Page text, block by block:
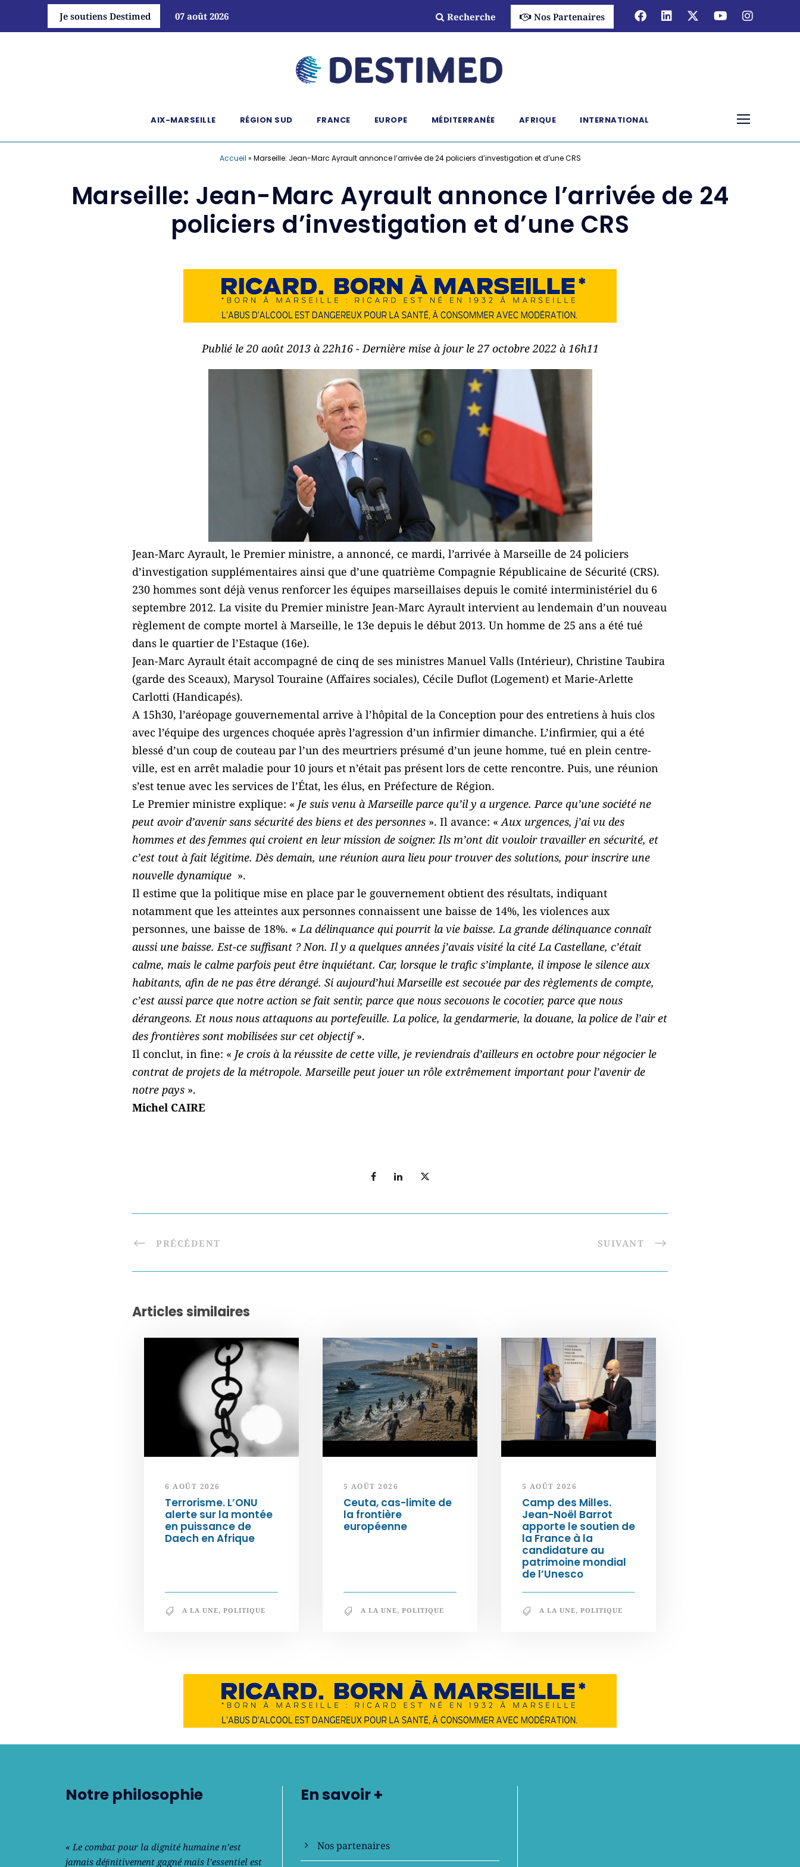
Je soutiens Destimed 07 août 2026 Recherche Nos Partenaires
AIX-MARSEILLE RÉGION SUD FRANCE EUROPE MÉDITERRANÉE AFRIQUE INTERNATIONAL
Accueil » Marseille: Jean-Marc Ayrault annonce l’arrivée de 24 policiers d’investigation et d’une CRS
Marseille: Jean-Marc Ayrault annonce l’arrivée de 24
policiers d’investigation et d’une CRS
Publié le 20 août 2013 à 22h16 - Dernière mise à jour le 27 octobre 2022 à 16h11
Jean-Marc Ayrault, le Premier ministre, a annoncé, ce mardi, l’arrivée à Marseille de 24 policiers
d’investigation supplémentaires ainsi que d’une quatrième Compagnie Républicaine de Sécurité (CRS).
230 hommes sont déjà venus renforcer les équipes marseillaises depuis le comité interministériel du 6
septembre 2012. La visite du Premier ministre Jean-Marc Ayrault intervient au lendemain d’un nouveau
règlement de compte mortel à Marseille, le 13e depuis le début 2013. Un homme de 25 ans a été tué
dans le quartier de l’Estaque (16e).
Jean-Marc Ayrault était accompagné de cinq de ses ministres Manuel Valls (Intérieur), Christine Taubira
(garde des Sceaux), Marysol Touraine (Affaires sociales), Cécile Duflot (Logement) et Marie-Arlette
Carlotti (Handicapés).
A 15h30, l’aréopage gouvernemental arrive à l’hôpital de la Conception pour des entretiens à huis clos
avec l’équipe des urgences choquée après l’agression d’un infirmier dimanche. L’infirmier, qui a été
blessé d’un coup de couteau par l’un des meurtriers présumé d’un jeune homme, tué en plein centre-
ville, est en arrêt maladie pour 10 jours et n’était pas présent lors de cette rencontre. Puis, une réunion
s’est tenue avec les services de l’État, les élus, en Préfecture de Région.
Le Premier ministre explique: « Je suis venu à Marseille parce qu’il y a urgence. Parce qu’une société ne
peut avoir d’avenir sans sécurité des biens et des personnes ». Il avance: «Aux urgences, j’ai vu des
hommes et des femmes qui croient en leur mission de soigner. Ils m’ont dit vouloir travailler en sécurité, et
c’est tout à fait légitime. Dès demain, une réunion aura lieu pour trouver des solutions, pour inscrire une
nouvelle dynamique ».
Il estime que la politique mise en place par le gouvernement obtient des résultats, indiquant
notamment que les atteintes aux personnes connaissent une baisse de 14%, les violences aux
personnes, une baisse de 18%. « La délinquance qui pourrit la vie baisse. La grande délinquance connaît
aussi une baisse. Est-ce suffisant ? Non. Il y a quelques années j’avais visité la cité La Castellane, c’était
calme, mais le calme parfois peut être inquiétant. Car, lorsque le trafic s’implante, il impose le silence aux
habitants, afin de ne pas être dérangé. Si aujourd’hui Marseille est secouée par des règlements de compte,
c’est aussi parce que notre action se fait sentir, parce que nous secouons le cocotier, parce que nous
dérangeons. Et nous nous attaquons au portefeuille. La police, la gendarmerie, la douane, la police de l’air et
des frontières sont mobilisées sur cet objectif».
Il conclut, in fine: « Je crois à la réussite de cette ville, je reviendrais d’ailleurs en octobre pour négocier le
contrat de projets de la métropole. Marseille peut jouer un rôle extrêmement important pour l’avenir de
notre pays ».
Michel CAIRE
PRÉCÉDENT SUIVANT
Articles similaires
6 AOÛT 2026
Terrorisme. L’ONU
alerte sur la montée
en puissance de
Daech en Afrique
A LA UNE, POLITIQUE
5 AOÛT 2026
Ceuta, cas-limite de
la frontière
européenne
A LA UNE, POLITIQUE
5 AOÛT 2026
Camp des Milles.
Jean-Noël Barrot
apporte le soutien de
la France à la
candidature au
patrimoine mondial
de l’Unesco
A LA UNE, POLITIQUE
Notre philosophie
« Le combat pour la dignité humaine n’est
jamais déﬁnitivement gagné mais l’essentiel est
En savoir +
Nos partenaires